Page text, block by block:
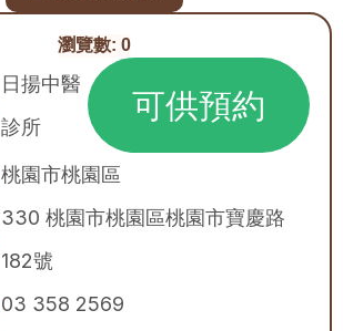
瀏覽數: 0
日揚中醫
診所
可供預約
桃園市桃園區
330 桃園市桃園區桃園市寶慶路
182號
03 358 2569